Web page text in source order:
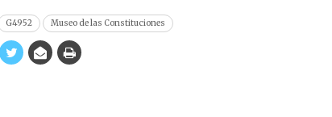
G4952 Museo de las Constituciones